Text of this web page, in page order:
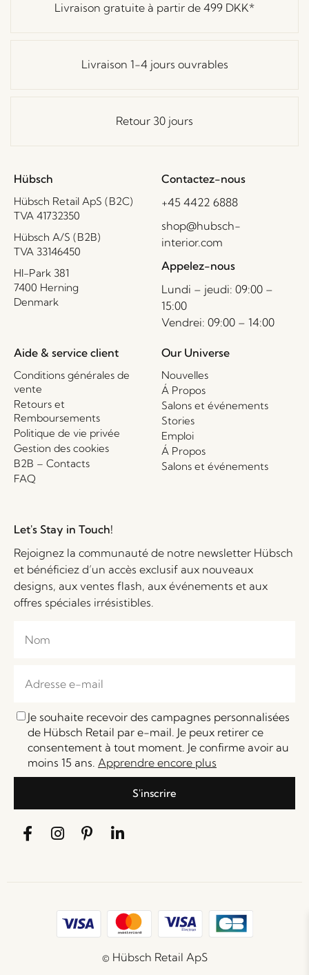
Livraison gratuite à partir de 499 DKK*
Livraison 1-4 jours ouvrables
Retour 30 jours
Hübsch
Hübsch Retail ApS (B2C)
TVA 41732350
Hübsch A/S (B2B)
TVA 33146450
HI-Park 381
7400 Herning
Denmark
Contactez-nous
+45 4422 6888
shop@hubsch-
interior.com
Appelez-nous
Lundi – jeudi: 09:00 –
15:00
Vendrei: 09:00 – 14:00
Aide & service client
Conditions générales de
vente
Retours et
Remboursements
Politique de vie privée
Gestion des cookies
B2B – Contacts
FAQ
Our Universe
Nouvelles
Á Propos
Salons et événements
Stories
Emploi
Á Propos
Salons et événements
Let's Stay in Touch!
Rejoignez la communauté de notre newsletter Hübsch
et bénéficiez d’un accès exclusif aux nouveaux
designs, aux ventes flash, aux événements et aux
offres spéciales irrésistibles.
Je souhaite recevoir des campagnes personnalisées
de Hübsch Retail par e-mail. Je peux retirer ce
consentement à tout moment. Je confirme avoir au
moins 15 ans. Apprendre encore plus
S'inscrire
© Hübsch Retail ApS